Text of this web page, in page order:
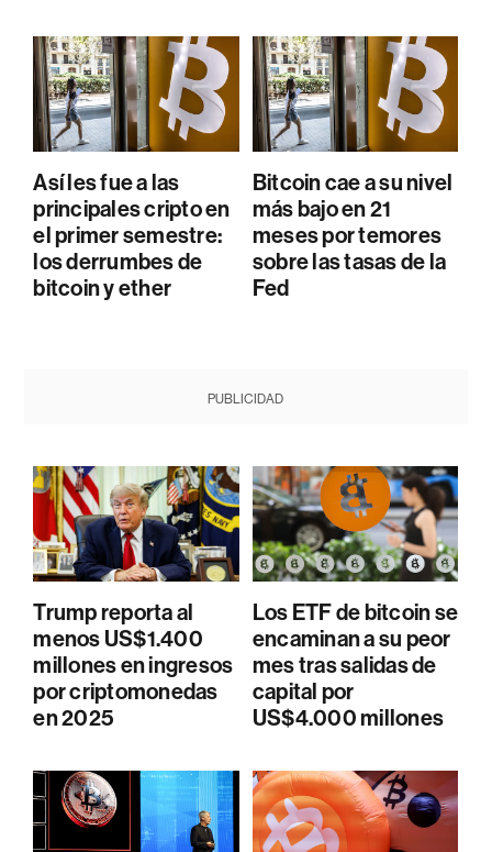
Así les fue a las
principales cripto en
el primer semestre:
los derrumbes de
bitcoin y ether
Bitcoin cae a su nivel
más bajo en 21
meses por temores
sobre las tasas de la
Fed
PUBLICIDAD
Trump reporta al
menos US$1.400
millones en ingresos
por criptomonedas
en 2025
Los ETF de bitcoin se
encaminan a su peor
mes tras salidas de
capital por
US$4.000 millones